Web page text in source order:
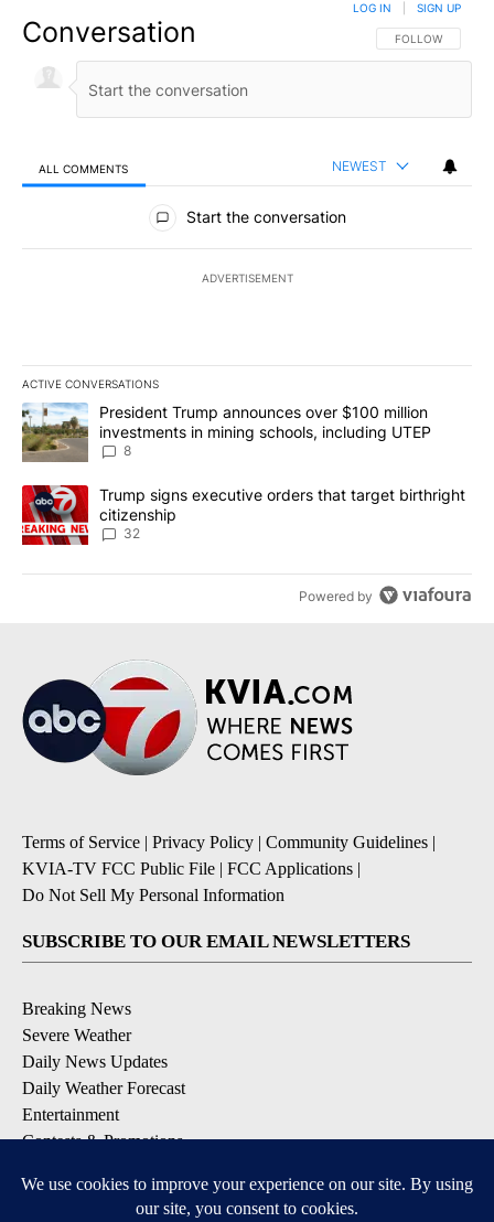
Conversation FOLLOW THIS
FOLLOW
LOG IN SIGN UP
ALL COMMENTS NEWEST
All Comments
Start the conversation
ADVERTISEMENT
ACTIVE CONVERSATIONS
The following is a list of the most commented articles in the last
A trending article titled "President Trump announces over $100
President Trump announces over $100 million
investments in mining schools, including UTEP
8
A trending article titled "Trump signs executive orders that
Trump signs executive orders that target birthright
citizenship
32
Powered by
Terms of Service | Privacy Policy | Community Guidelines |
KVIA-TV FCC Public File | FCC Applications |
Do Not Sell My Personal Information
SUBSCRIBE TO OUR EMAIL NEWSLETTERS
Breaking News
Severe Weather
Daily News Updates
Daily Weather Forecast
Entertainment
Contests & Promotions
DOWNLOAD OUR APPS